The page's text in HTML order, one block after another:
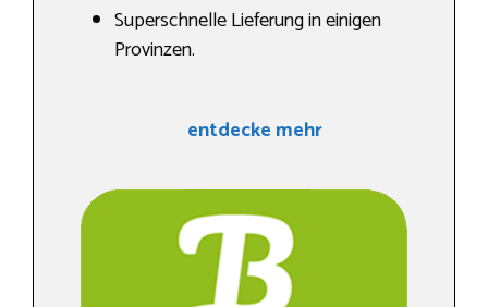
Superschnelle Lieferung in einigen
Provinzen.
entdecke mehr